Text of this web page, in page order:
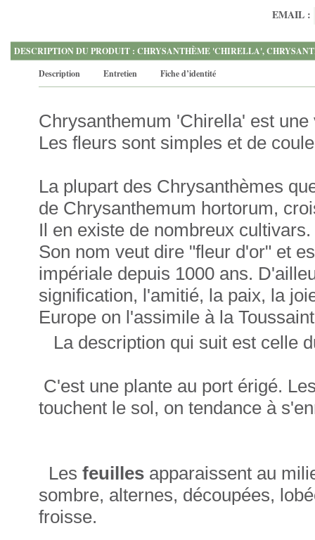
EMAIL :
DESCRIPTION DU PRODUIT : CHRYSANTHÈME 'CHIRELLA',
Description
Entretien Fiche d’identité
Chrysanthemum 'Chirella' est
Les fleurs sont simples et de
La plupart des Chrysanthèmes
de Chrysanthemum hortorum,
Il en existe de nombreux cultivars.
Son nom veut dire "fleur d'or" et
impériale depuis 1000 ans.
signification, l'amitié, la paix, la
Europe on l'assimile à la
La description qui suit est celle
C'est une plante au port érigé.
touchent le sol, on tendance à
Les feuilles apparaissent au
sombre, alternes, découpées,
froisse.